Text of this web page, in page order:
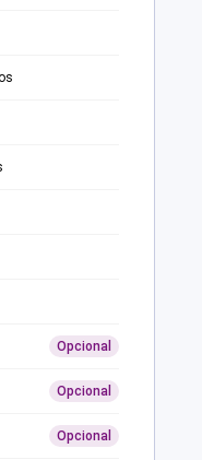
Opcional
Opcional
Opcional